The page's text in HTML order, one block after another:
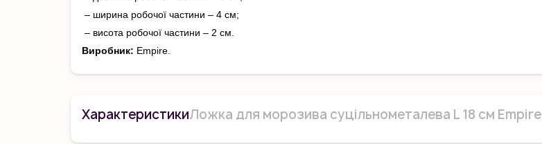
– ширина робочої частини – 4 см;
– висота робочої частини – 2 см.
Виробник: Empire.
ХарактеристикиЛожка для морозива суцільнометалева L 18 см Empire